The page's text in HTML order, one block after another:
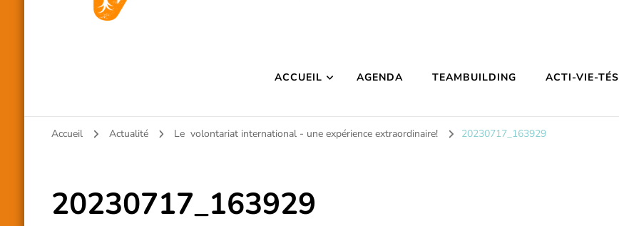
ACCUEIL AGENDA TEAMBUILDING ACTI-VIE-TÉS
Accueil Actualité Le volontariat international - une expérience extraordinaire! 20230717_163929
20230717_163929